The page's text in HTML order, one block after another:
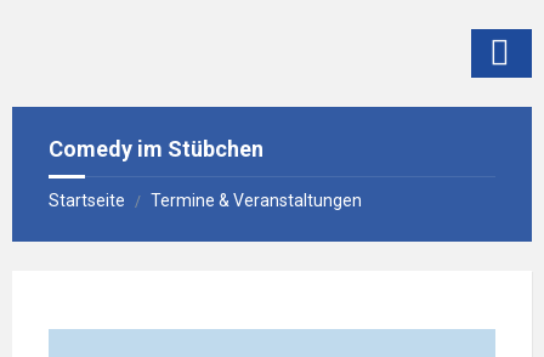
sidebar
Comedy im Stübchen
Startseite / Termine & Veranstaltungen